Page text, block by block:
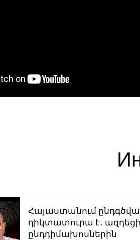
Հայաստանում
դիկտատուրա է․
ընդդիմախոսներին